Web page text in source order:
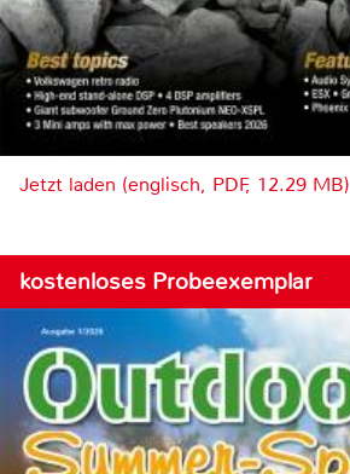
Jetzt laden (englisch, PDF, 12.29 MB)
kostenloses Probeexemplar